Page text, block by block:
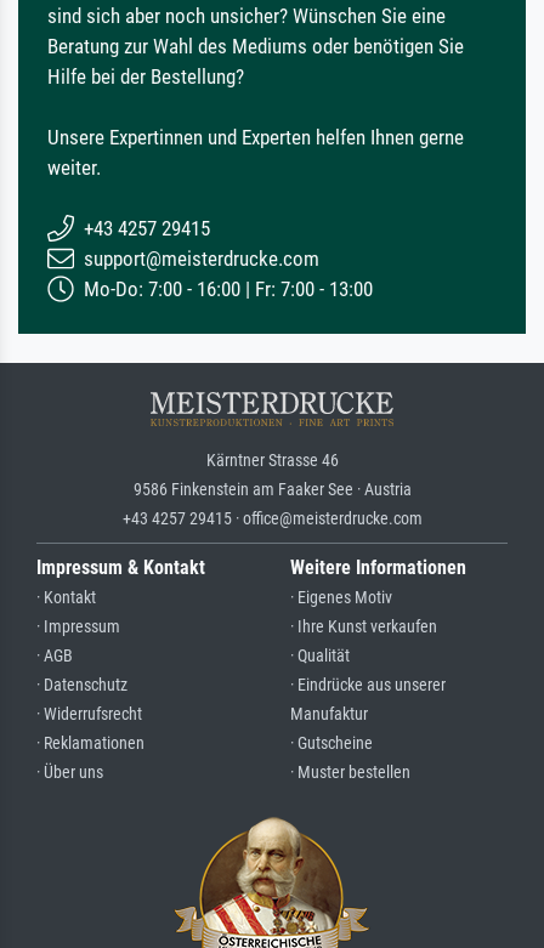
sind sich aber noch unsicher? Wünschen Sie eine
Beratung zur Wahl des Mediums oder benötigen Sie
Hilfe bei der Bestellung?
Unsere Expertinnen und Experten helfen Ihnen gerne
weiter.
+43 4257 29415
support@meisterdrucke.com
Mo-Do: 7:00 - 16:00 | Fr: 7:00 - 13:00
Kärntner Strasse 46
9586 Finkenstein am Faaker See · Austria
+43 4257 29415 · office@meisterdrucke.com
Impressum & Kontakt
· Kontakt
· Impressum
· AGB
· Datenschutz
· Widerrufsrecht
· Reklamationen
· Über uns
Weitere Informationen
· Eigenes Motiv
· Ihre Kunst verkaufen
· Qualität
· Eindrücke aus unserer
Manufaktur
· Gutscheine
· Muster bestellen